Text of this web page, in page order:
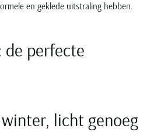
en geklede uitstraling hebben.
de perfecte
licht genoeg